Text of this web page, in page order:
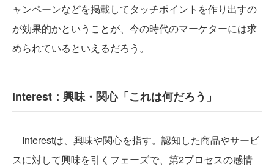
ャンペーンなどを掲載してタッチポイントを作り出すの
が効果的かということが、今の時代のマーケターには求
められているといえるだろう。
Interest：興味・関心「これは何だろう」
Interestは、興味や関心を指す。認知した商品やサービ
スに対して興味を引くフェーズで、第2プロセスの感情